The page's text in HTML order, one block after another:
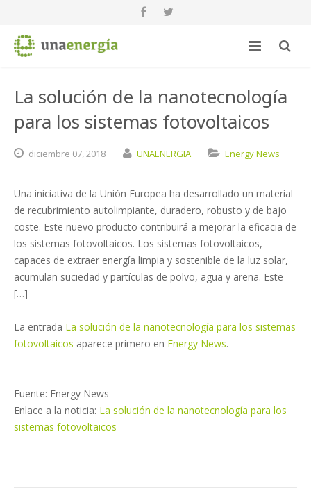
La solución de la nanotecnología
para los sistemas fotovoltaicos
diciembre 07,2018 UNAENERGIA Energy News
Una iniciativa de la Unión Europea ha desarrollado un material
de recubrimiento autolimpiante, duradero, robusto y de bajo
coste. Este nuevo producto contribuirá a mejorar la eficacia de
los sistemas fotovoltaicos. Los sistemas fotovoltaicos,
capaces de extraer energía limpia y sostenible de la luz solar,
acumulan suciedad y partículas de polvo, agua y arena. Este
[…]
La entrada La solución de la nanotecnología para los sistemas
fotovoltaicos aparece primero en Energy News.
Fuente: Energy News
Enlace a la noticia: La solución de la nanotecnología para los
sistemas fotovoltaicos